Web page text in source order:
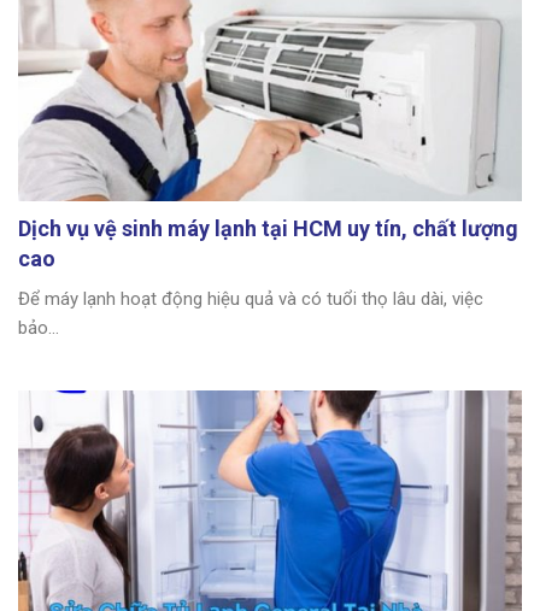
Dịch vụ vệ sinh máy lạnh tại HCM uy tín, chất lượng
cao
Để máy lạnh hoạt động hiệu quả và có tuổi thọ lâu dài, việc
bảo...